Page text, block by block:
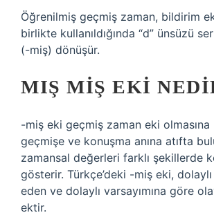
Öğrenilmiş geçmiş zaman, bildirim
birlikte kullanıldığında “d” ünsüzü
(-miş) dönüşür.
MIŞ MIŞ EKI
-miş eki geçmiş zaman eki olmasına
geçmişe ve konuşma anına atıfta
zamansal değerleri farklı şekillerde
gösterir. Türkçe’deki -miş eki,
eden ve dolaylı varsayımına göre
ektir.